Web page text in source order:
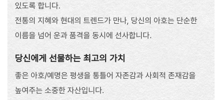
있도록 합니다.
전통의 지혜와 현대의 트렌드가 만나, 당신의 아호는 단순한
이름을 넘어 운과 품격을 동시에 선사합니다.
당신에게 선물하는 최고의 가치
좋은 아호/예명은 평생을 통틀어 자존감과 사회적 존재감을
높여주는 소중한 자산입니다.